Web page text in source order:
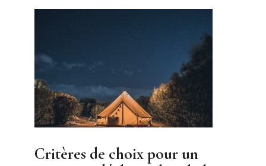
Critères de choix pour un